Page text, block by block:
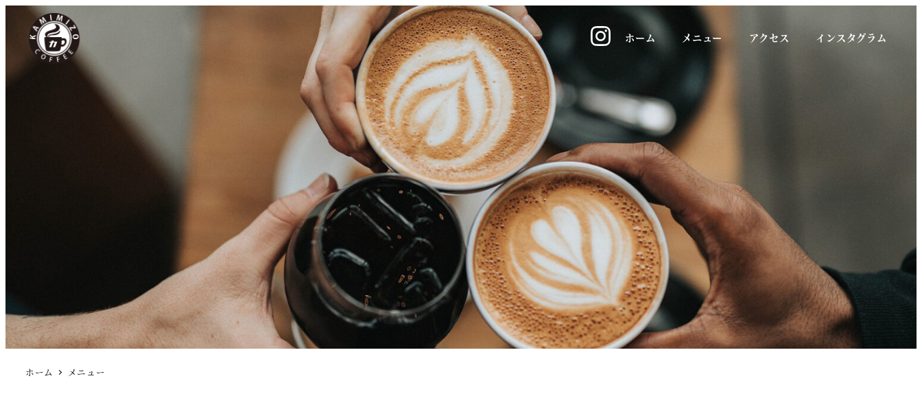
ホーム メニュー アクセス インスタグラム
ホーム メニュー